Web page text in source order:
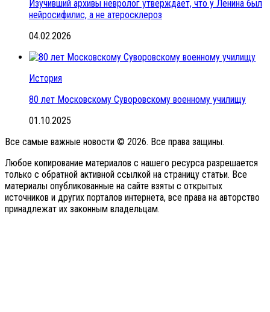
Изучивший архивы невролог утверждает, что у Ленина был
нейросифилис, а не атеросклероз
04.02.2026
История
80 лет Московскому Суворовскому военному училищу
01.10.2025
Все самые важные новости © 2026. Все права защины.
Любое копирование материалов с нашего ресурса разрешается
только с обратной активной ссылкой на страницу статьи. Все
материалы опубликованные на сайте взяты с открытых
источников и других порталов интернета, все права на авторство
принадлежат их законным владельцам.